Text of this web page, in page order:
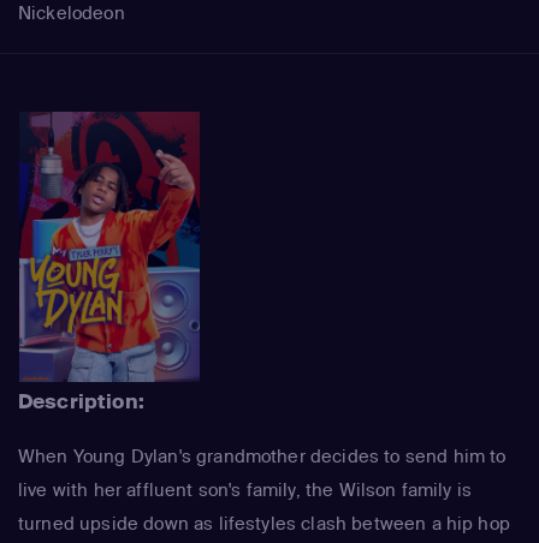
Nickelodeon
Description:
When Young Dylan's grandmother decides to send him to
live with her affluent son's family, the Wilson family is
turned upside down as lifestyles clash between a hip hop